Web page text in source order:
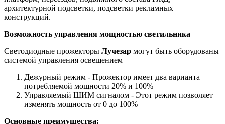
архитектурной подсветки, подсветки рекламных
конструкций.
Возможность управления мощностью светильника
Светодиодные прожекторы Лучезар могут быть оборудованы
системой управления освещением
Дежурный режим - Прожектор имеет два варианта
потребляемой мощности 20% и 100%
Управляемый ШИМ сигналом - Этот режим позволяет
изменять мощность от 0 до 100%
Основные преимущества: